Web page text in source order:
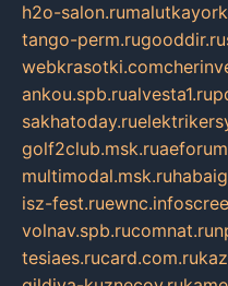
h2o-salon.ru
tango-perm.rugooddir.ru
webkrasotki.com
ankou.spb.rualvesta1.ru
sakhatoday.ru
golf2club.msk.ru
multimodal.msk.ru
isz-fest.ruewnc.info
volnav.spb.rucomnat.ru
tesiaes.rucard.com.ru